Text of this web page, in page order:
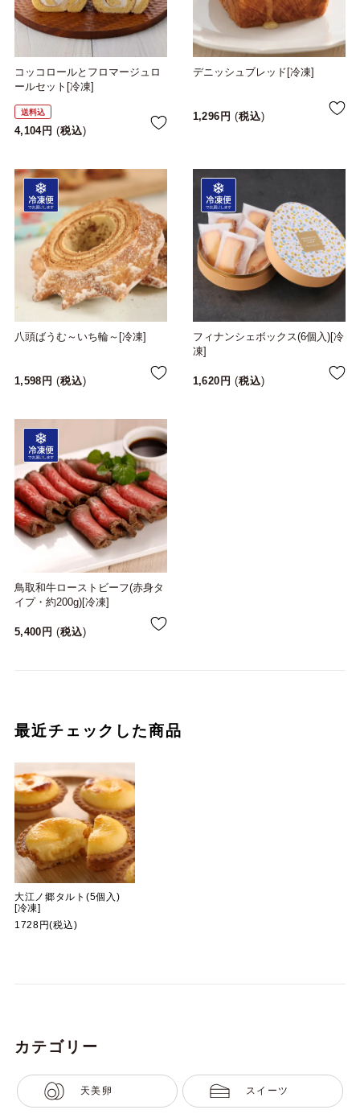
コッコロールとフロマージュロ
ールセット[冷凍]
送料込
4,104 税込
デニッシュブレッド[冷凍]
1,296 税込
八頭ばうむ～いち輪～[冷凍]
1,598 税込
フィナンシェボックス(6個入)[冷
凍]
1,620 税込
鳥取和牛ローストビーフ(赤身タ
イプ・約200g)[冷凍]
5,400 税込
最近チェックした商品
大江ノ郷タルト(5個入)
[冷凍]
1728円(税込)
カテゴリー
天美卵 スイーツ